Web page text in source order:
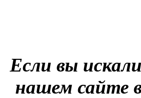
Если вы
нашем сайте